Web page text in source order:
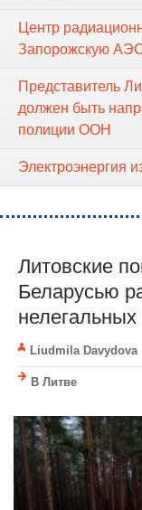
Центр
Запорожскую АЭС
Представитель
должен быть
полиции ООН
Электроэнергия
Литовские
Беларусью
нелегальных
Liudmila Davydova
В Литве